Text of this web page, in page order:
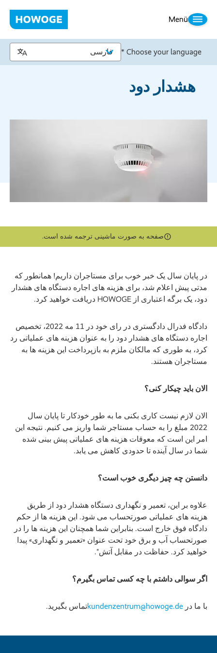
Menü
Choose your language *
هشدار دود
صفحه به صورت ماشینی ترجمه شده است.
در پایان سال یک خبر خوب برای مستاجران داریم! همانطور که
مدتی پیش اعلام شد، برای هزینه های اجاره دستگاه های هشدار
دود، یک برگه اعتباری از HOWOGE دریافت خواهید کرد.
دادگاه فدرال دادگستری در رای خود در 11 مه 2022، تخصیص
اجاره دستگاه های هشدار دود را به عنوان هزینه های عملیاتی رد
کرد، به طوری که مالکان ملزم به بازپرداخت این هزینه ها به
مستاجران هستند.
الان باید چیکار کنی؟
الان لازم نیست کاری بکنی ما به طور خودکار تا پایان سال
2022 مبلغ را به حساب مستاجر شما واریز می کنیم. نتیجه این
امر این است که معوقات هزینه های عملیاتی پیش بینی شده
شما در سال آینده تا حدودی کاهش می یابد.
دانستن چه چیز دیگری خوب است؟
علاوه بر این، تعمیر و نگهداری دستگاه هشدار دود از طریق
هزینه های عملیاتی صورتحساب می شود. این هزینه ها از حکم
دادگاه فوق خارج است. بنابراین شما همچنان این هزینه ها را در
صورتحساب آب و برق خود تحت عنوان «تعمیر و نگهداری» پیدا
خواهید کرد. حفاظت در مقابل آتش".
اگر سوالی داشتم با چه کسی تماس بگیرم؟
با ما در kundenzentrum@howoge.deتماس بگیرید.